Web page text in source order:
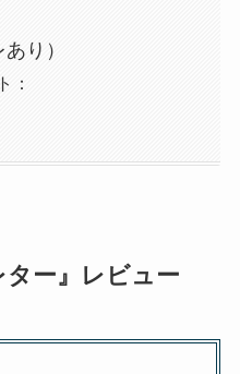
り）
：
ター』レビュー